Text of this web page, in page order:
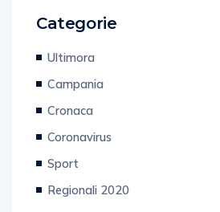
Categorie
Ultimora
Campania
Cronaca
Coronavirus
Sport
Regionali 2020